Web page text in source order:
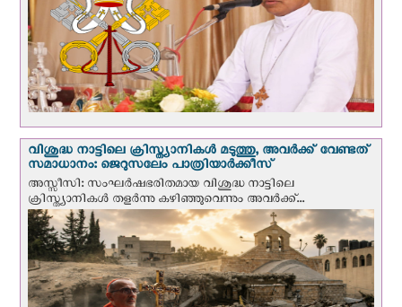
വിശുദ്ധ നാട്ടിലെ ക്രിസ്ത്യാനികൾ മടുത്തു, അവർക്ക് വേണ്ടത്
സമാധാനം: ജെറുസലേം പാത്രിയാര്‍ക്കീസ്
അസ്സീസി: സംഘര്‍ഷഭരിതമായ വിശുദ്ധ നാട്ടിലെ
ക്രിസ്ത്യാനികൾ തളര്‍ന്നു കഴിഞ്ഞുവെന്നും അവർക്ക്...